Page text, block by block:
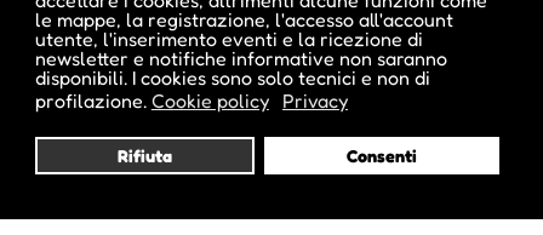
le mappe, la registrazione, l'accesso all'account
utente, l'inserimento eventi e la ricezione di
newsletter e notifiche informative non saranno
disponibili. I cookies sono solo tecnici e non di
profilazione. Cookie policy Privacy
Rifiuta Consenti